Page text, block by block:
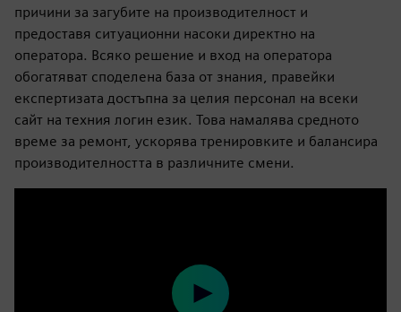
причини за загубите на производителност и
предоставя ситуационни насоки директно на
оператора. Всяко решение и вход на оператора
обогатяват споделена база от знания, правейки
експертизата достъпна за целия персонал на всеки
сайт на техния логин език. Това намалява средното
време за ремонт, ускорява тренировките и балансира
производителността в различните смени.
Play